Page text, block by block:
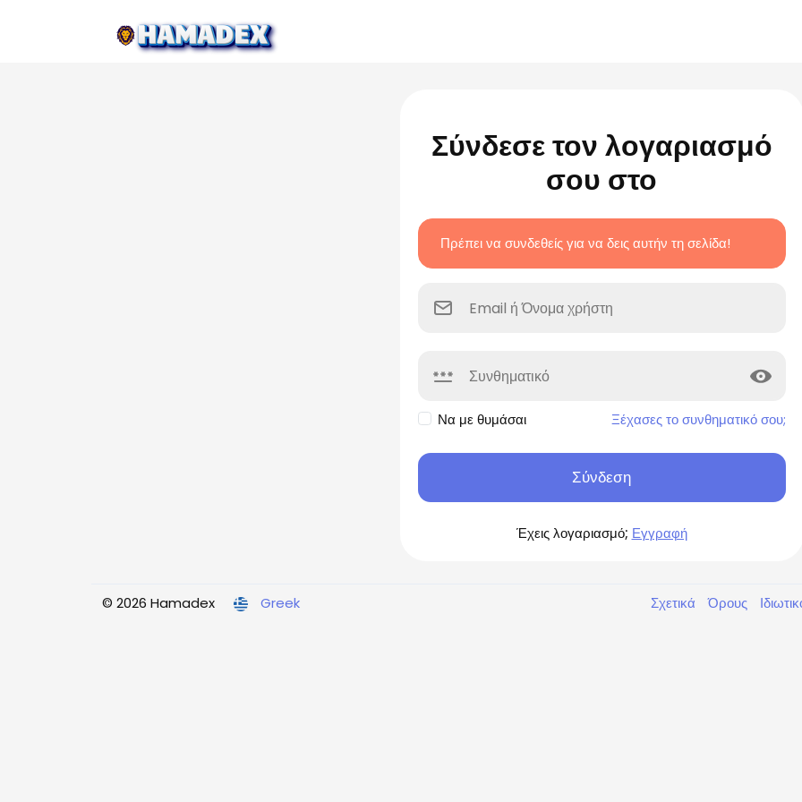
Σύνδεσε τον λογαριασμό
σου στο
Πρέπει να συνδεθείς για να δεις αυτήν τη σελίδα!
Να με θυμάσαι Ξέχασες το συνθηματικό σου;
Σύνδεση
Έχεις λογαριασμό; Εγγραφή
© 2026 Hamadex Greek Σχετικά Όρους